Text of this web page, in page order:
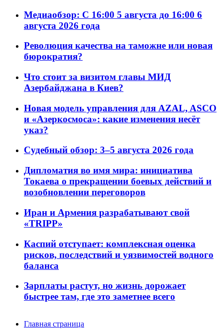
Медиаобзор: С 16:00 5 августа до 16:00 6
августа 2026 года
Революция качества на таможне или новая
бюрократия?
Что стоит за визитом главы МИД
Азербайджана в Киев?
Новая модель управления для AZAL, ASCO
и «Азеркосмоса»: какие изменения несёт
указ?
Судебный обзор: 3–5 августа 2026 года
Дипломатия во имя мира: инициатива
Токаева о прекращении боевых действий и
возобновлении переговоров
Иран и Армения разрабатывают свой
«TRIPP»
Каспий отступает: комплексная оценка
рисков, последствий и уязвимостей водного
баланса
Зарплаты растут, но жизнь дорожает
быстрее там, где это заметнее всего
Главная страница